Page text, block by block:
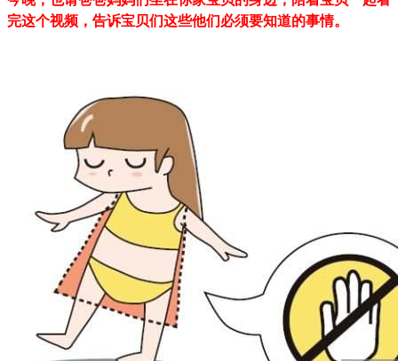
完这个视频，告诉宝贝们这些他们必须要知道的事情。